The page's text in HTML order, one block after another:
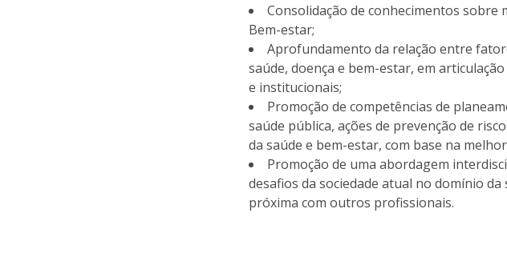
Consolidação de conhecimentos sobre
Bem-estar;
Aprofundamento da relação entre
saúde, doença e bem-estar, em
e institucionais;
Promoção de competências de
saúde pública, ações de prevenção de
da saúde e bem-estar, com base na
Promoção de uma abordagem
desafios da sociedade atual no domínio
próxima com outros profissionais.